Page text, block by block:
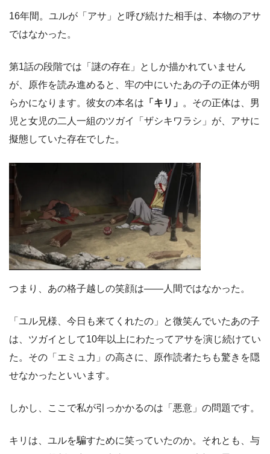
16年間。ユルが「アサ」と呼び続けた相手は、本物のアサ
ではなかった。
第1話の段階では「謎の存在」としか描かれていません
が、原作を読み進めると、牢の中にいたあの子の正体が明
らかになります。彼女の本名は 「キリ」 。その正体は、男
児と女児の二人一組のツガイ「ザシキワラシ」が、アサに
擬態していた存在でした。
つまり、あの格子越しの笑顔は――人間ではなかった。
「ユル兄様、今日も来てくれたの」と微笑んでいたあの子
は、ツガイとして10年以上にわたってアサを演じ続けてい
た。その「エミュ力」の高さに、原作読者たちも驚きを隠
せなかったといいます。
しかし、ここで私が引っかかるのは「悪意」の問題です。
キリは、ユルを騙すために笑っていたのか。それとも、与